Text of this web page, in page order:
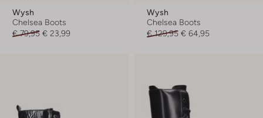
Wysh
Chelsea Boots
€ 79,95 € 23,99
Wysh
Chelsea Boots
€ 129,95 € 64,95